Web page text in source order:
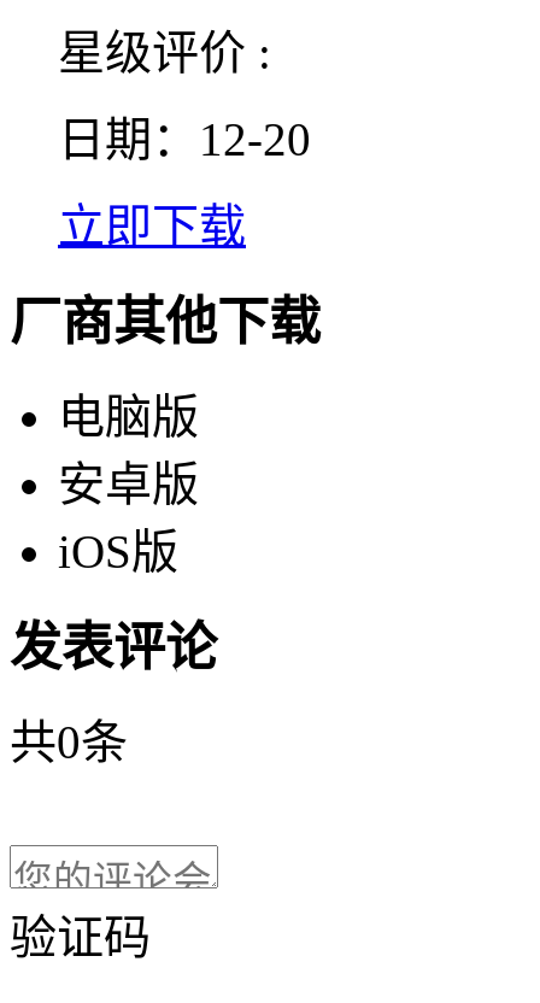
星级评价 :
日期：12-20
立即下载
厂商其他下载
电脑版
安卓版
iOS版
发表评论
共0条
验证码